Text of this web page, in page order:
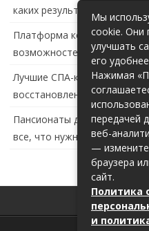
каких результатов ждать
Платформа
возможностей и
Лучшие СПА-комплексы в
восстановление за городом
Пансионаты для пожилых с
все, что нужно знать
Мы
cookie. Они
улучшать
его
Нажимая
передачей
веб-
—
браузера
сайт.
Политика
и